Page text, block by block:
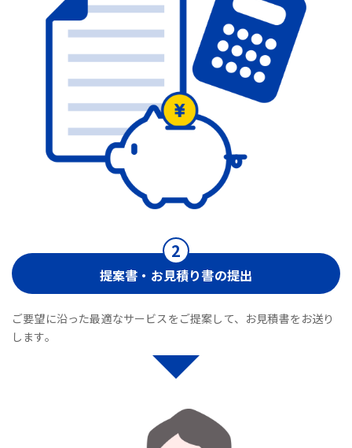
提案書・お見積り書の提出
ご要望に沿った最適なサービスをご提案して、お見積書をお送り
します。